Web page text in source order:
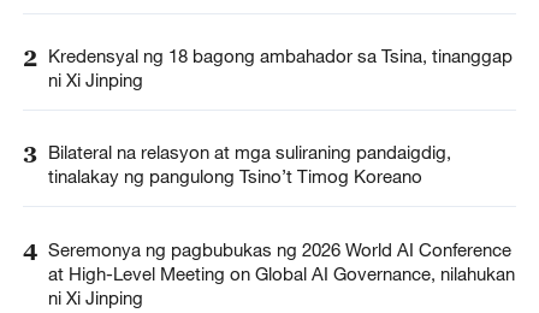
2 Kredensyal ng 18 bagong ambahador sa Tsina, tinanggap
ni Xi Jinping
3 Bilateral na relasyon at mga suliraning pandaigdig,
tinalakay ng pangulong Tsino’t Timog Koreano
4 Seremonya ng pagbubukas ng 2026 World AI Conference
at High-Level Meeting on Global AI Governance, nilahukan
ni Xi Jinping